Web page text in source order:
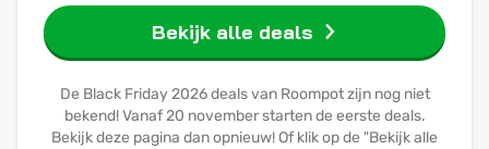
Bekijk alle deals
De Black Friday 2026 deals van Roompot zijn nog niet
bekend! Vanaf 20 november starten de eerste deals.
Bekijk deze pagina dan opnieuw! Of klik op de "Bekijk alle